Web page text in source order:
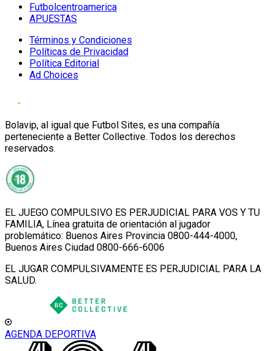
Futbolcentroamerica
APUESTAS
Términos y Condiciones
Políticas de Privacidad
Política Editorial
Ad Choices
Bolavip, al igual que Futbol Sites, es una compañía
perteneciente a Better Collective. Todos los derechos
reservados.
EL JUEGO COMPULSIVO ES PERJUDICIAL PARA VOS Y TU
FAMILIA, Línea gratuita de orientación al jugador
problemático: Buenos Aires Provincia 0800-444-4000,
Buenos Aires Ciudad 0800-666-6006
EL JUGAR COMPULSIVAMENTE ES PERJUDICIAL PARA LA
SALUD.
AGENDA DEPORTIVA